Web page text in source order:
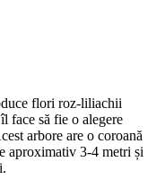
flori roz-liliachii
face să fie o alegere
arbore are o coroană
aproximativ 3-4 metri și